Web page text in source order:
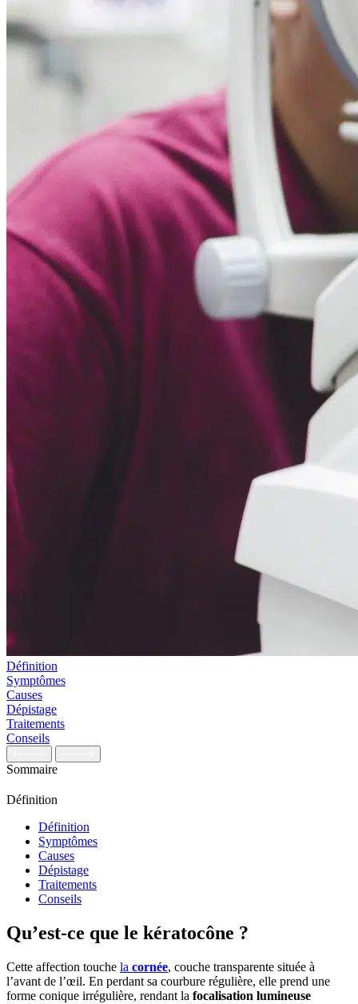
Définition
Symptômes
Causes
Dépistage
Traitements
Conseils
Sommaire
Définition
Définition
Symptômes
Causes
Dépistage
Traitements
Conseils
Qu’est-ce que le kératocône ?
Cette affection touche la cornée, couche transparente située à
l’avant de l’œil. En perdant sa courbure régulière, elle prend une
forme conique irrégulière, rendant la focalisation lumineuse